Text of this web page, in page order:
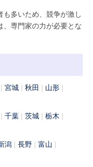
も多いため、競争が激し
、専門家の力が必要とな
宮城 秋田
山形
千葉 茨城
栃木
潟 長野
富山